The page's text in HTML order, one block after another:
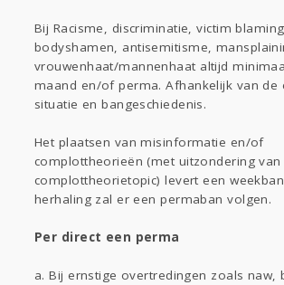
Bij Racisme, discriminatie, victim
bodyshamen, antisemitisme,
vrouwenhaat/mannenhaat altijd
maand en/of perma. Afhankelijk van de
situatie en bangeschiedenis.
Het plaatsen van misinformatie en/of
complottheorieën (met uitzondering van
complottheorietopic) levert een
herhaling zal er een permaban volgen.
Per direct een perma
a. Bij ernstige overtredingen zoals naw,